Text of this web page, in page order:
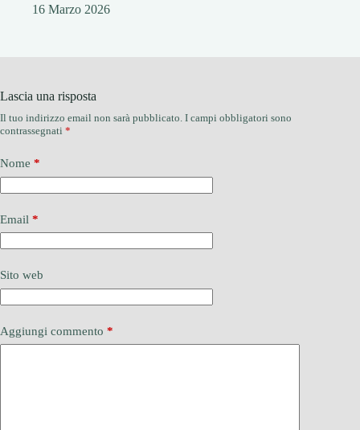
16 Marzo 2026
Lascia una risposta
Il tuo indirizzo email non sarà pubblicato. I campi obbligatori sono
contrassegnati *
Nome *
Email *
Sito web
Aggiungi commento *